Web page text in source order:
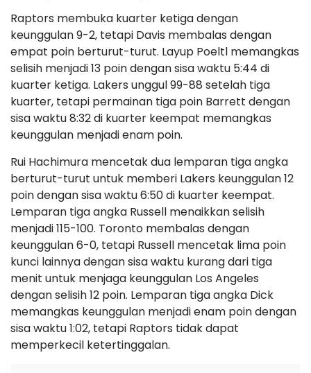
Raptors membuka kuarter ketiga dengan
keunggulan 9-2, tetapi Davis membalas dengan
empat poin berturut-turut. Layup Poeltl memangkas
selisih menjadi 13 poin dengan sisa waktu 5:44 di
kuarter ketiga. Lakers unggul 99-88 setelah tiga
kuarter, tetapi permainan tiga poin Barrett dengan
sisa waktu 8:32 di kuarter keempat memangkas
keunggulan menjadi enam poin.
Rui Hachimura mencetak dua lemparan tiga angka
berturut-turut untuk memberi Lakers keunggulan 12
poin dengan sisa waktu 6:50 di kuarter keempat.
Lemparan tiga angka Russell menaikkan selisih
menjadi 115-100. Toronto membalas dengan
keunggulan 6-0, tetapi Russell mencetak lima poin
kunci lainnya dengan sisa waktu kurang dari tiga
menit untuk menjaga keunggulan Los Angeles
dengan selisih 12 poin. Lemparan tiga angka Dick
memangkas keunggulan menjadi enam poin dengan
sisa waktu 1:02, tetapi Raptors tidak dapat
memperkecil ketertinggalan.